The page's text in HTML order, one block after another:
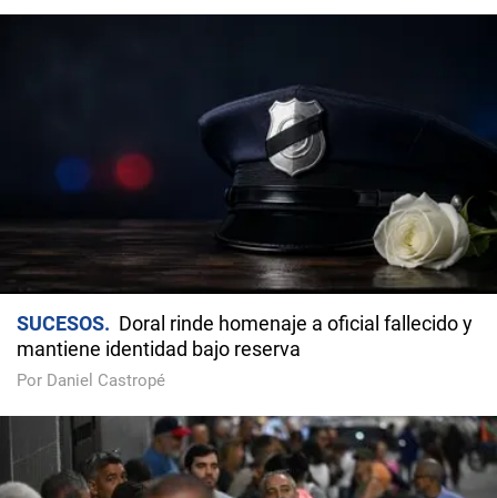
SUCESOS
Doral rinde homenaje a oficial fallecido y
mantiene identidad bajo reserva
Por Daniel Castropé